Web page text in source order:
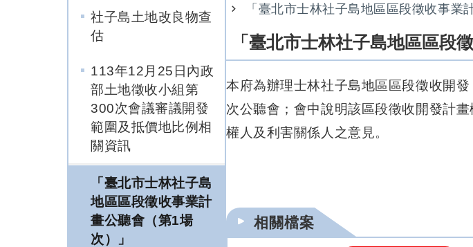
社子島土地改良物查
估
113年12月25日內政
部土地徵收小組第
300次會議審議開發
範圍及抵價地比例相
關資訊
「臺北市士林社子島
地區區段徵收事業計
畫公聽會（第1場
次）」
「臺北市士林社子島地區區段徵收事業
「臺北市士林社子島地區區段
本府為辦理士林社子島地區區段徵收開
次公聽會；會中說明該區段徵收開發計
權人及利害關係人之意見。
相關檔案